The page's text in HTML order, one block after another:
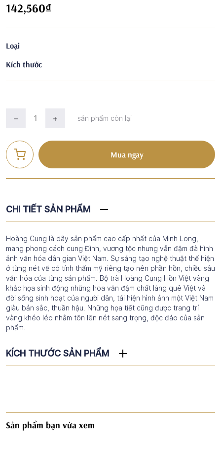
142,560₫
Loại
Kích thước
sản phẩm còn lại
Mua ngay
CHI TIẾT SẢN PHẨM
Hoàng Cung là dãy sản phẩm cao cấp nhất của Minh Long,
mang phong cách cung Đình, vương tộc nhưng vẫn đậm đà hình
ảnh văn hóa dân gian Việt Nam. Sự sáng tạo nghệ thuật thể hiện
ở từng nét vẽ có tính thẩm mỹ riêng tạo nên phần hồn, chiều sâu
văn hóa của từng sản phẩm. Bộ trà Hoàng Cung Hồn Việt vàng
khắc họa sinh động những hoa văn đậm chất làng quê Việt và
đời sống sinh hoạt của người dân, tái hiện hình ảnh một Việt Nam
giàu bản sắc, thuần hậu. Những họa tiết cũng được trang trí
vàng khéo léo nhằm tôn lên nét sang trọng, độc đáo của sản
phẩm.
KÍCH THƯỚC SẢN PHẨM
Sản phẩm bạn vừa xem